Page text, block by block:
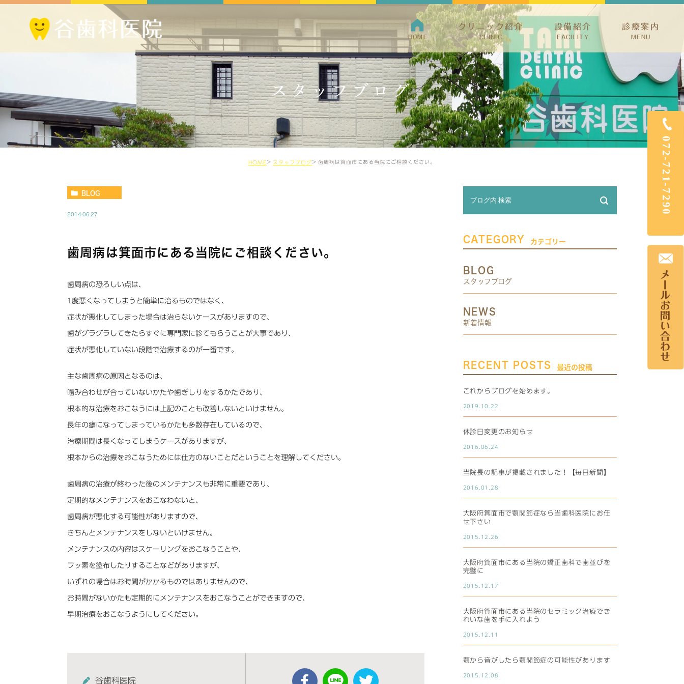
HOME
クリニック紹介
CLINIC
クリニック紹介
院長紹介
設備紹介
FACILITY
診療案内
MENU
予防治療・歯周病・小児歯科
根管治療・親知らず
ホワイトニング・審美治療
矯正歯科
スタッフブログ
HOME スタッフブログ 歯周病は箕面市にある当院にご相談ください。
BLOG
2014.06.27
歯周病は箕面市にある当院にご相談ください。
歯周病の恐ろしい点は、
1度悪くなってしまうと簡単に治るものではなく、
症状が悪化してしまった場合は治らないケースがありますので、
歯がグラグラしてきたらすぐに専門家に診てもらうことが大事であり、
症状が悪化していない段階で治療するのが一番です。
主な歯周病の原因となるのは、
噛み合わせが合っていないかたや歯ぎしりをするかたであり、
根本的な治療をおこなうには上記のことも改善しないといけません。
長年の癖になってしまっているかたも多数存在しているので、
治療期間は長くなってしまうケースがありますが、
根本からの治療をおこなうためには仕方のないことだということを理解してください。
歯周病の治療が終わった後のメンテナンスも非常に重要であり、
定期的なメンテナンスをおこなわないと、
歯周病が悪化する可能性がありますので、
きちんとメンテナンスをしないといけません。
メンテナンスの内容はスケーリングをおこなうことや、
フッ素を塗布したりすることなどがありますが、
いずれの場合はお時間がかかるものではありませんので、
お時間がないかたも定期的にメンテナンスをおこなうことができますので、
早期治療をおこなうようにしてください。
谷歯科医院
CATEGORY カテゴリー
BLOG
スタッフブログ
NEWS
新着情報
RECENT POSTS 最近の投稿
これからブログを始めます。
2019.10.22
休診日変更のお知らせ
2016.06.24
当院長の記事が掲載されました！【毎日新聞】
2016.01.28
大阪府箕面市で顎関節症なら当歯科医院にお任
せ下さい
2015.12.26
大阪府箕面市にある当院の矯正歯科で歯並びを
完璧に
2015.12.17
大阪府箕面市にある当院のセラミック治療でき
れいな歯を手に入れよう
2015.12.11
顎から音がしたら顎関節症の可能性があります
2015.12.08